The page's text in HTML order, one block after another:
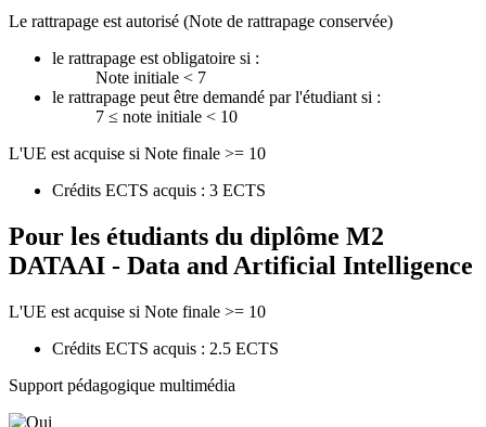
Le rattrapage est autorisé (Note de rattrapage conservée)
le rattrapage est obligatoire si :
Note initiale < 7
le rattrapage peut être demandé par l'étudiant si :
7 ≤ note initiale < 10
L'UE est acquise si Note finale >= 10
Crédits ECTS acquis : 3 ECTS
Pour les étudiants du diplôme M2
DATAAI - Data and Artificial Intelligence
L'UE est acquise si Note finale >= 10
Crédits ECTS acquis : 2.5 ECTS
Support pédagogique multimédia